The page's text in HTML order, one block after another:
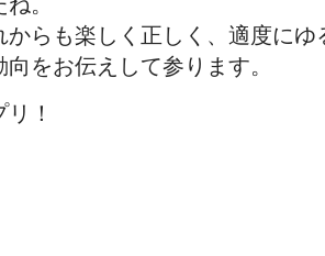
からも楽しく正しく、適度にゆ
をお伝えして参ります。
！